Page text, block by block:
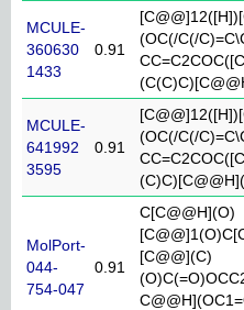
MCULE-
360630
1433
0.91
(OC(/C(/
MCULE-
641992
3595
0.91
(OC(/C(/
MolPort-
044-
754-047
0.91
C[C@@H](O)
[C@@](C)